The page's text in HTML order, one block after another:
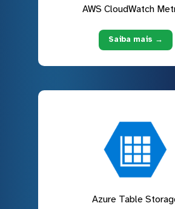
AWS CloudWatch
Saiba mais →
Azure Table